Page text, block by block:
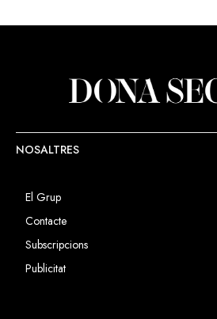
NOSALTRES
El Grup
Contacte
Subscripcions
Publicitat